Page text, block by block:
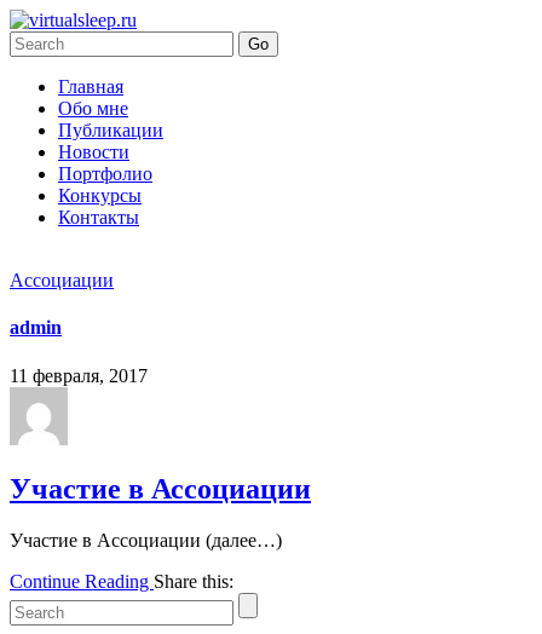
Главная
Обо мне
Публикации
Новости
Портфолио
Конкурсы
Контакты
Ассоциации
admin
11 февраля, 2017
Участие в Ассоциации
Участие в Ассоциации (далее…)
Continue Reading Share this: